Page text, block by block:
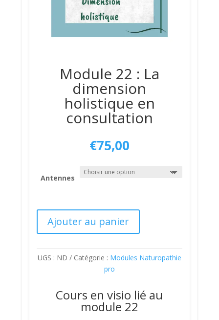
Module 22 : La
dimension
holistique en
consultation
€75,00
Antennes
Ajouter au panier
UGS : ND Catégorie : Modules Naturopathie
pro
Cours en visio lié au
module 22